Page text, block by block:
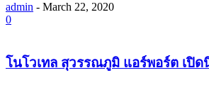
admin - March 22, 2020
0
โนโวเทล สุวรรณภูมิ แอร์พอร์ต เปิด